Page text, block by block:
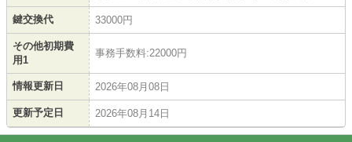
鍵交換代 33000円
その他初期費
用1
事務手数料:22000円
情報更新日 2026年08月08日
更新予定日 2026年08月14日